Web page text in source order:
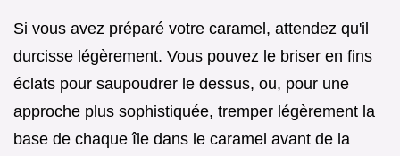
Si vous avez préparé votre caramel, attendez qu'il
durcisse légèrement. Vous pouvez le briser en fins
éclats pour saupoudrer le dessus, ou, pour une
approche plus sophistiquée, tremper légèrement la
base de chaque île dans le caramel avant de la